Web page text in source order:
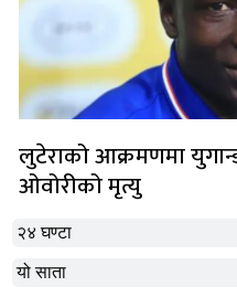
२४ घण्टा
यो साता
लुटेराको आक्रमणमा
ओवोरीको मृत्यु